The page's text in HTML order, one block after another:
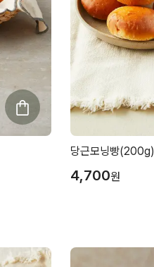
당근모닝빵(200g)
4,700원